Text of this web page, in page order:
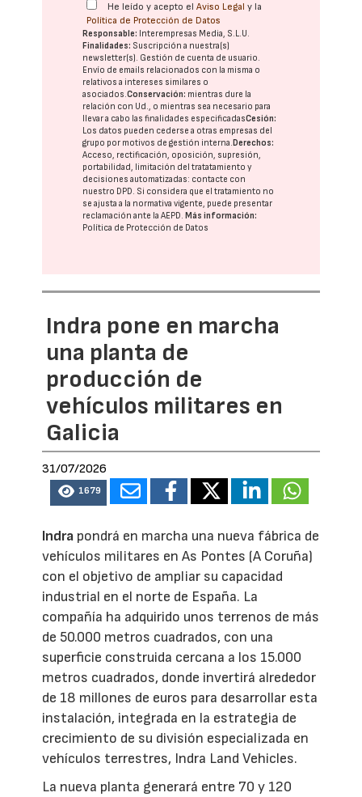
He leído y acepto elAviso Legal y la
Política de Protección de Datos
Responsable: Interempresas Media, S.L.U.
Finalidades: Suscripción a nuestra(s)
newsletter(s). Gestión de cuenta de usuario.
Envío de emails relacionados con la misma o
relativos a intereses similares o
asociados.Conservación: mientras dure la
relación con Ud., o mientras sea necesario para
llevar a cabo las finalidades especificadasCesión:
Los datos pueden cederse a otras empresas del
grupo por motivos de gestión interna. Derechos:
Acceso, rectificación, oposición, supresión,
portabilidad, limitación del tratatamiento y
decisiones automatizadas: contacte con
nuestro DPD. Si considera que el tratamiento no
se ajusta a la normativa vigente, puede presentar
reclamación ante laAEPD. Más información:
Política de Protección de Datos
Indra pone en marcha
una planta de
producción de
vehículos militares en
Galicia
31/07/2026
1679
Indra pondrá en marcha una nueva fábrica de
vehículos militares en As Pontes (A Coruña)
con el objetivo de ampliar su capacidad
industrial en el norte de España. La
compañía ha adquirido unos terrenos de más
de 50.000 metros cuadrados, con una
superficie construida cercana a los 15.000
metros cuadrados, donde invertirá alrededor
de 18 millones de euros para desarrollar esta
instalación, integrada en la estrategia de
crecimiento de su división especializada en
vehículos terrestres, Indra Land Vehicles.
La nueva planta generará entre 70 y 120